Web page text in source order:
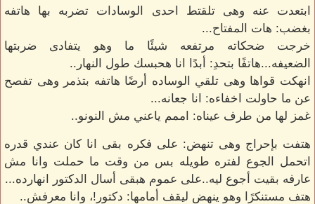
ابتعدت عنه وهى تلقتط احدى الوسادات تضربه بها هاتفه
بغضب: هات المفتاح...
خرجت ضحكاته مرتفعه شيئًا ما وهو يتفادى ضربتها
الضعيفه...هاتفًا بتحدِ: أبدًا انا هحبسك طول النهار..
انهكت قواها وهى تلقي الوساده أرضًا هاتفه بتذمر وهى تفصح
عن ما حاولت اخفاءه: انا جعانه...
غمز لها من طرف عيناه: اممم ياعني مش النونو..
هتفت بإحراج وهى تنهض: على فكره بقى انا كان عندي قدره
اتحمل الجوع لفتره طويله بس من وقت ما حملت وانا مش
عارفه بقيت أجوع ليه..على عموم هبقى أسال الدكتور انهارده...
هتف مستنكرًا وهو ينهض ليقف أمامها: دكتور!، وانا معرفش..